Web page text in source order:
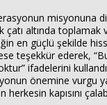
misyonuna
altında
en güçlü şekilde
teşekkür ederek,
ifadelerini
önemine vurgu
kapısını